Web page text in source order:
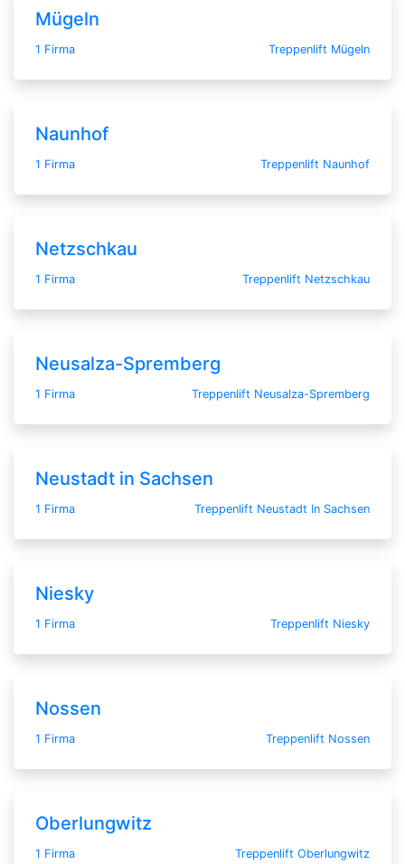
Mügeln
1 Firma Treppenlift Mügeln
Naunhof
1 Firma Treppenlift Naunhof
Netzschkau
1 Firma Treppenlift Netzschkau
Neusalza-Spremberg
1 Firma Treppenlift Neusalza-Spremberg
Neustadt in Sachsen
1 Firma Treppenlift Neustadt In Sachsen
Niesky
1 Firma Treppenlift Niesky
Nossen
1 Firma Treppenlift Nossen
Oberlungwitz
1 Firma Treppenlift Oberlungwitz